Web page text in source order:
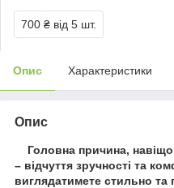
700 ₴ від 5 шт.
Опис Характеристики
Опис
Головна причина,
– відчуття зручності та
виглядатимете стильно та